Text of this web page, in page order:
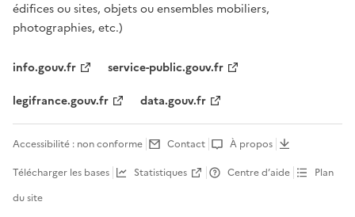
édifices ou sites, objets ou ensembles mobiliers,
photographies, etc.)
info.gouv.fr
service-public.gouv.fr
legifrance.gouv.fr
data.gouv.fr
Accessibilité : non conforme Contact
À propos
Télécharger les bases
Statistiques Centre d’aide
Plan
du site